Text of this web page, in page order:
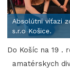
Absolútni víťazi
s.r.o Košice.
Do Košíc na 19 .
amatérskych